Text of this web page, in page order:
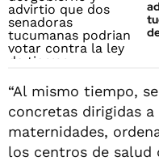
“Al mismo tiempo,
concretas dirigidas
maternidades,
los centros de salud